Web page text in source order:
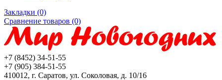
Закладки (0)
Сравнение товаров (0)
+7 (8452) 34-51-55
+7 (905) 384-51-55
410012, г. Саратов, ул. Соколовая, д. 10/16